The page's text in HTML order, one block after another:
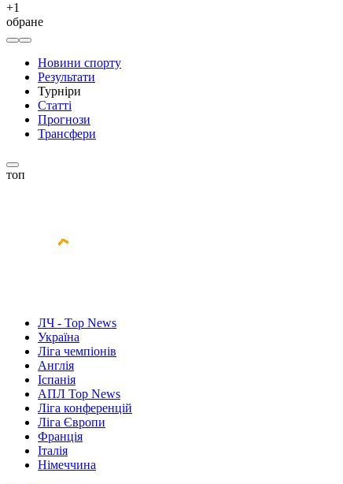
+1
обране
Новини спорту
Результати
Турніри
Статті
Прогнози
Трансфери
топ
ЛЧ - Top News
Україна
Ліга чемпіонів
Англія
Іспанія
АПЛ Top News
Ліга конференцій
Ліга Європи
Франція
Італія
Німеччина